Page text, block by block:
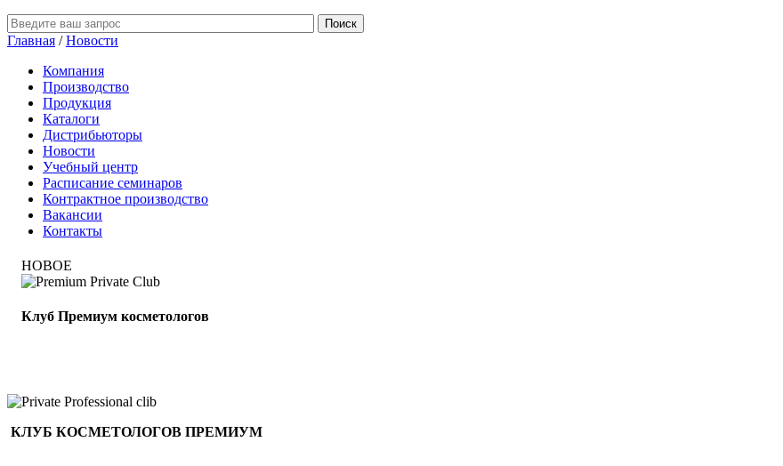
Главная /Новости
Компания
Производство
Продукция
Каталоги
Дистрибьюторы
Новости
Учебный центр
Расписание семинаров
Контрактное производство
Вакансии
Контакты
НОВОЕ
Клуб Премиум косметологов
КЛУБ КОСМЕТОЛОГОВ ПРЕМИУМ